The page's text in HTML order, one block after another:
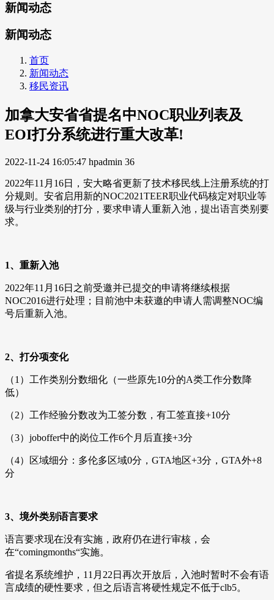
新闻动态
新闻动态
首页
新闻动态
移民资讯
加拿大安省省提名中NOC职业列表及
EOI打分系统进行重大改革!
2022-11-24 16:05:47 hpadmin 36
2022年11月16日，安大略省更新了技术移民线上注册系统的打
分规则。安省启用新的NOC2021TEER职业代码核定对职业等
级与行业类别的打分，要求申请人重新入池，提出语言类别要
求。
1、重新入池
2022年11月16日之前受邀并已提交的申请将继续根据
NOC2016进行处理；目前池中未获邀的申请人需调整NOC编
号后重新入池。
2、打分项变化
（1）工作类别分数细化（一些原先10分的A类工作分数降
低）
（2）工作经验分数改为工签分数，有工签直接+10分
（3）joboffer中的岗位工作6个月后直接+3分
（4）区域细分：多伦多区域0分，GTA地区+3分，GTA外+8
分
3、境外类别语言要求
语言要求现在没有实施，政府仍在进行审核，会
在“comingmonths“实施。
省提名系统维护，11月22日再次开放后，入池时暂时不会有语
言成绩的硬性要求，但之后语言将硬性规定不低于clb5。